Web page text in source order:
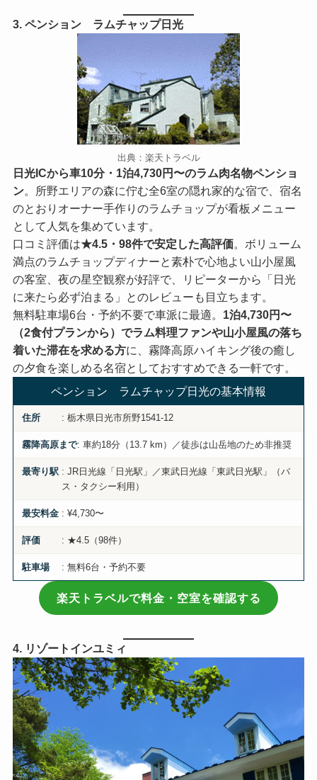
3. ペンション ラムチャップ日光
出典：楽天トラベル
日光ICから車10分・1泊4,730円〜のラム肉名物ペンショ
ン。所野エリアの森に佇む全6室の隠れ家的な宿で、宿名
のとおりオーナー手作りのラムチョップが看板メニュー
として人気を集めています。
口コミ評価は★4.5・98件で安定した高評価。ボリューム
満点のラムチョップディナーと素朴で心地よい山小屋風
の客室、夜の星空観察が好評で、リピーターから「日光
に来たら必ず泊まる」とのレビューも目立ちます。
無料駐車場6台・予約不要で車派に最適。 1泊4,730円〜
（2食付プランから）でラム料理ファンや山小屋風の落ち
着いた滞在を求める方に、霧降高原ハイキング後の癒し
の夕食を楽しめる名宿としておすすめできる一軒です。
ペンション ラムチャップ日光の基本情報
住所 : 栃木県日光市所野1541-12
霧降高原まで: 車約18分（13.7 km）／徒歩は山岳地のため非推奨
最寄り駅 : JR日光線「日光駅」／東武日光線「東武日光駅」（バ
ス・タクシー利用）
最安料金 : ¥4,730〜
評価 : ★4.5（98件）
駐車場 : 無料6台・予約不要
楽天トラベルで料金・空室を確認する
4. リゾートインユミィ